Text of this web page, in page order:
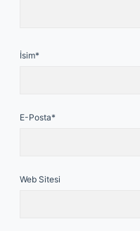
İsim*
E-Posta*
Web Sitesi